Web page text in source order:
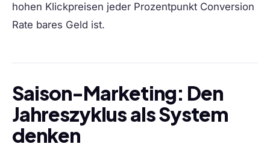
hohen Klickpreisen jeder Prozentpunkt Conversion
Rate bares Geld ist.
Saison-Marketing: Den
Jahreszyklus als System
denken